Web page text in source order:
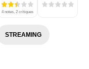
4 notes, 2 critiques
STREAMING